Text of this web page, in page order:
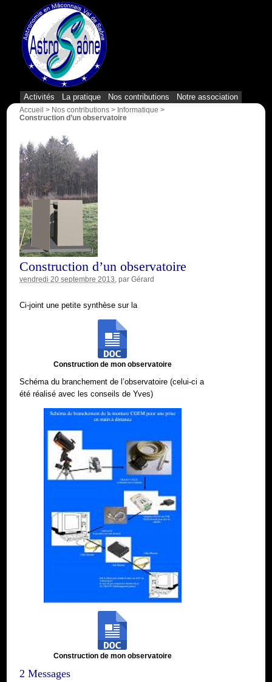
Activités La pratique Nos contributions Notre association
Accueil > Nos contributions > Informatique >
Construction d’un observatoire
Construction d’un observatoire
vendredi 20 septembre 2013 , par Gérard
Ci-joint une petite synthèse sur la
Construction de mon observatoire
Schéma du branchement de l’observatoire (celui-ci a
été réalisé avec les conseils de Yves)
Construction de mon observatoire
2 Messages